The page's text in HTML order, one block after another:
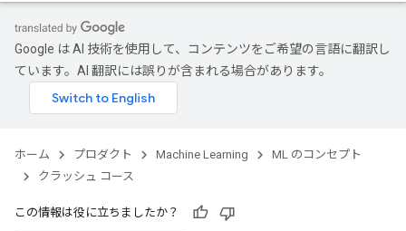
Google は AI 技術を使用して、コンテンツをご希望の言語に翻訳し
ています。AI 翻訳には誤りが含まれる場合があります。
ホーム プロダクト Machine Learning
ML のコンセプト
クラッシュ コース
この情報は役に立ちましたか？